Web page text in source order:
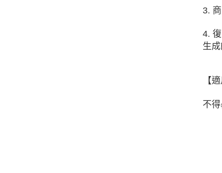
3.
4.
生
【
不